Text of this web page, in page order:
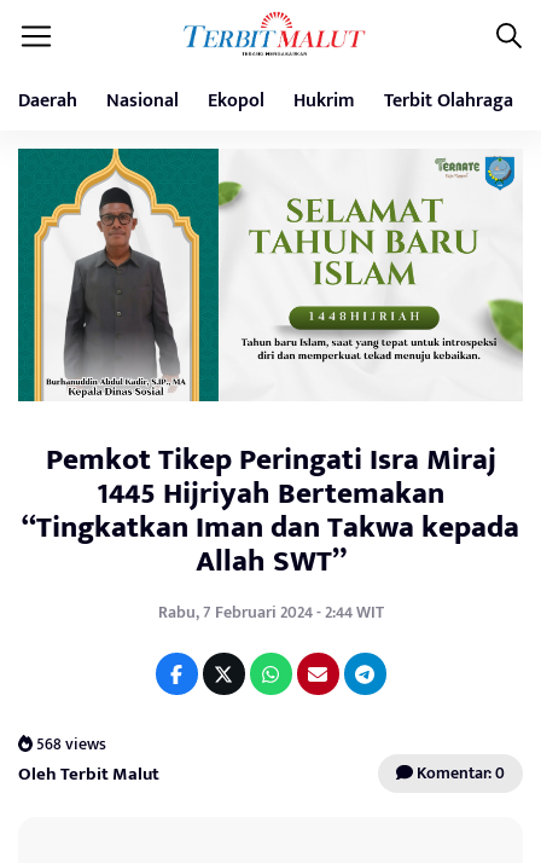
Daerah Nasional Ekopol Hukrim Terbit Olahraga
Pemkot Tikep Peringati Isra Miraj
1445 Hijriyah Bertemakan
“Tingkatkan Iman dan Takwa kepada
Allah SWT”
Rabu, 7 Februari 2024 - 2:44 WIT
568 views
Oleh Terbit Malut Komentar: 0